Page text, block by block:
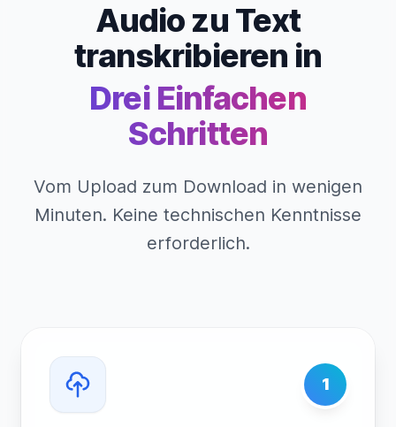
Audio zu Text
transkribieren in
Drei Einfachen
Schritten
Vom Upload zum Download in wenigen
Minuten. Keine technischen Kenntnisse
erforderlich.
1